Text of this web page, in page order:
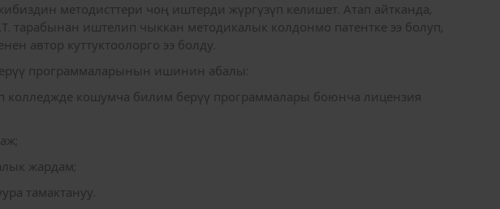
методисттери чоң иштерди жүргүзүп келишет. Атап айтканда,
тарабынан иштелип чыккан методикалык колдонмо патентке ээ болуп,
автор куттуктоолорго ээ болду.
программаларынын ишинин абалы:
колледжде кошумча билим берүү программалары боюнча лицензия
жардам;
тамактануу.